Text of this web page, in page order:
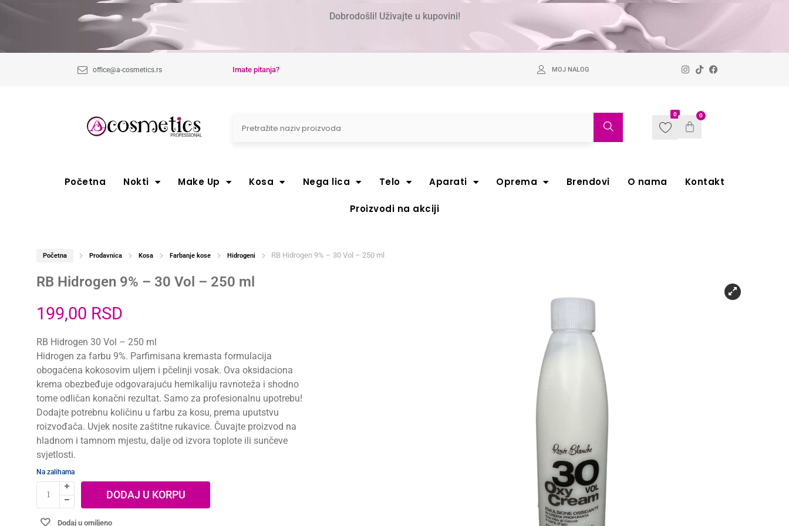
Dobrodošli! Uživajte u kupovini!
office@a-cosmetics.rs Imate pitanja? MOJ NALOG
0 0
Početna Nokti Make Up Kosa Nega lica Telo Aparati Oprema Brendovi O nama Kontakt
Proizvodi na akciji
Početna Prodavnica Kosa Farbanje kose Hidrogeni RB Hidrogen 9% – 30 Vol – 250 ml
RB Hidrogen 9% – 30 Vol – 250 ml
199,00 RSD
RB Hidrogen 30 Vol – 250 ml
Hidrogen za farbu 9%. Parfimisana kremasta formulacija
obogaćena kokosovim uljem i pčelinji vosak. Ova oksidaciona
krema obezbeđuje odgovarajuću hemikaliju ravnoteža i shodno
tome odličan konačni rezultat. Samo za profesionalnu upotrebu!
Dodajte potrebnu količinu u farbu za kosu, prema uputstvu
roizvođača. Uvjek nosite zaštitne rukavice. Čuvajte proizvod na
hladnom i tamnom mjestu, dalje od izvora toplote ili sunčeve
svjetlosti.
Na zalihama
DODAJ U KORPU
Dodaj u omiljeno